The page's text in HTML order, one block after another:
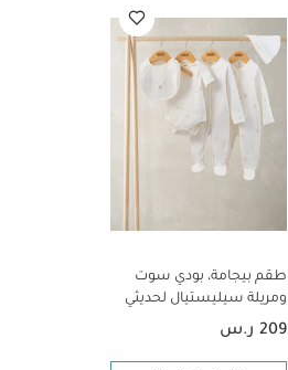
قطعة واحدة بأكمام قصيرة قماش
بيجامة، بودي سوت ومريلة سيليستيال
طقم بيجامة، بودي سوت
ومريلة سيليستيال لحديثي
الولادة، 5 قطع
209 ر.س